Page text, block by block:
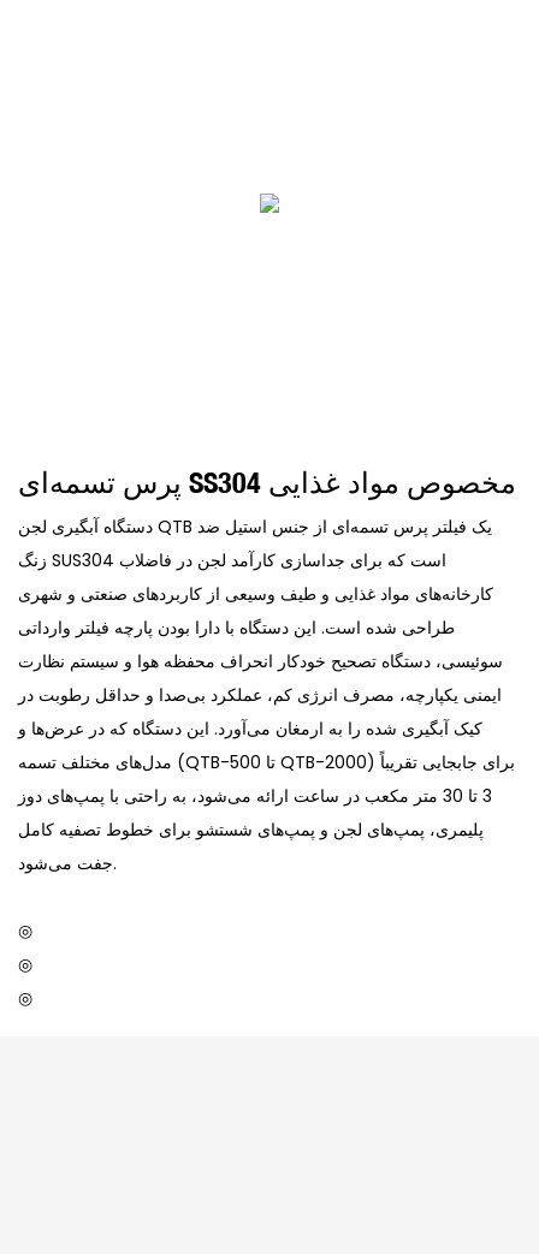
پرس تسمه‌ای SS304 مخصوص مواد غذایی
دستگاه آبگیری لجن QTB یک فیلتر پرس تسمه‌ای از جنس استیل ضد
زنگ SUS304 است که برای جداسازی کارآمد لجن در فاضلاب
کارخانه‌های مواد غذایی و طیف وسیعی از کاربردهای صنعتی و شهری
طراحی شده است. این دستگاه با دارا بودن پارچه فیلتر وارداتی
سوئیسی، دستگاه تصحیح خودکار انحراف محفظه هوا و سیستم نظارت
ایمنی یکپارچه، مصرف انرژی کم، عملکرد بی‌صدا و حداقل رطوبت در
کیک آبگیری شده را به ارمغان می‌آورد. این دستگاه که در عرض‌ها و
مدل‌های مختلف تسمه (QTB-500 تا QTB-2000) برای جابجایی تقریباً
3 تا 30 متر مکعب در ساعت ارائه می‌شود، به راحتی با پمپ‌های دوز
پلیمری، پمپ‌های لجن و پمپ‌های شستشو برای خطوط تصفیه کامل
جفت می‌شود.
◎
◎
◎